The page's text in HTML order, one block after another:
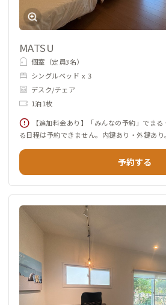
MATSU
個室（定員3名）
シングルベッド x 3
デスク/チェア
1泊1枚
【追加料金あり】「みんなの予約」でま
る日程は予約できません。内鍵あり・外鍵あり。
予約する